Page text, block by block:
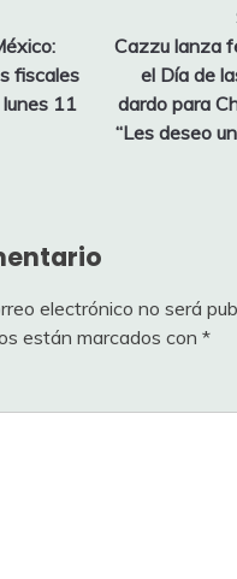
fiscales
11
Cazzu lanza
el Día de
dardo para
“Les deseo
electrónico no será
están marcados con *